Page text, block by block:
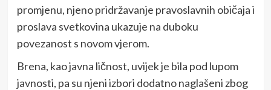
promjenu, njeno pridržavanje pravoslavnih običaja i
proslava svetkovina ukazuje na duboku
povezanost s novom vjerom.
Brena, kao javna ličnost, uvijek je bila pod lupom
javnosti, pa su njeni izbori dodatno naglašeni zbog